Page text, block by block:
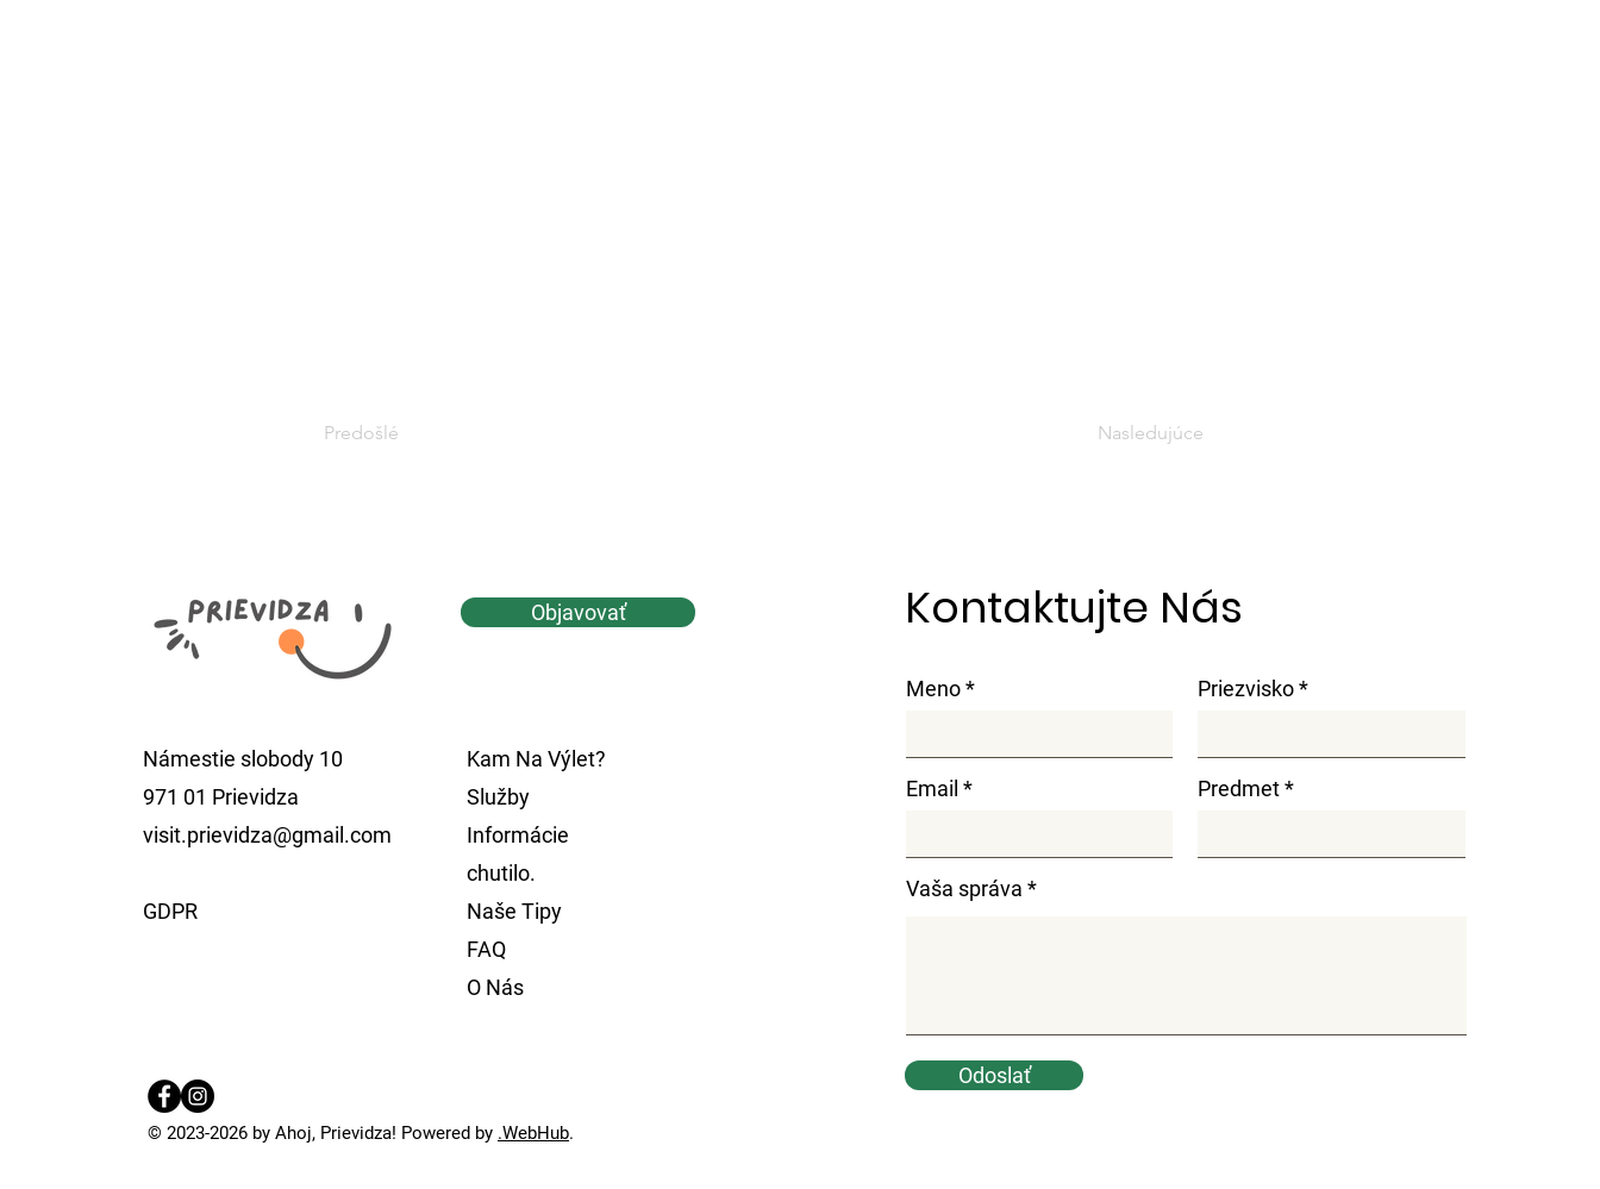
Predošlé Nasledujúce
Objavovať
Námestie slobody 10
971 01 Prievidza
visit.prievidza@gmail.com
GDPR
Kam Na Výlet?
Služby
Informácie
chutilo.
Naše Tipy
FAQ
O Nás
© 2023-2026 by Ahoj, Prievidza! Powered by .WebHub.
Kontaktujte Nás
Meno Priezvisko
Email Predmet
Vaša správa
Odoslať